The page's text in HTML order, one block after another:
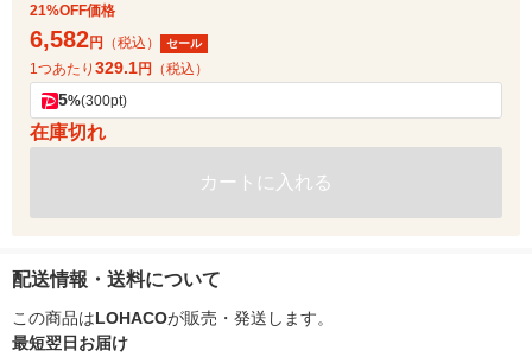
21%OFF価格
6,582円 （税込） セール
1つあたり 329.1円 （税込）
5%(300pt)
在庫切れ
カートに入れる
配送情報・送料について
この商品はLOHACOが販売・発送します。
最短翌日お届け